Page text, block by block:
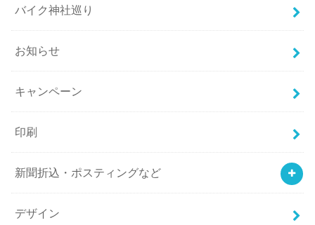
バイク神社巡り
お知らせ
キャンペーン
印刷
新聞折込・ポスティングなど
デザイン